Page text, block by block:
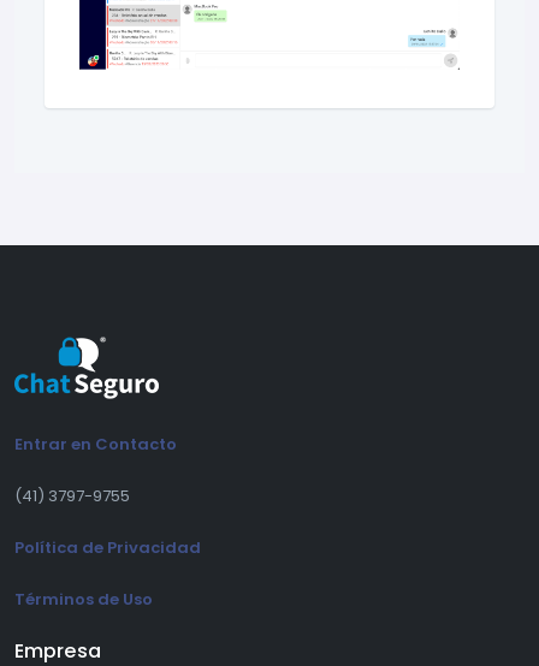
Entrar en Contacto
(41) 3797-9755
Política de Privacidad
Términos de Uso
Empresa